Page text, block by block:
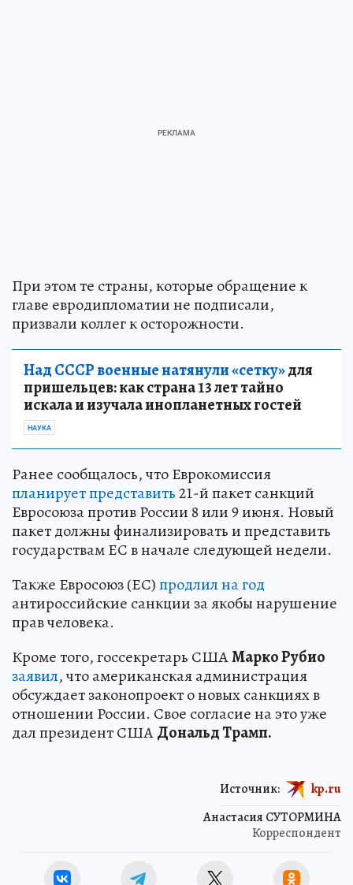
При этом те страны, которые обращение к
главе евродипломатии не подписали,
призвали коллег к осторожности.
Над СССР военные натянули «сетку»для
пришельцев: как страна 13 лет тайно
искала и изучала инопланетных гостей
НАУКА
Ранее сообщалось, что Еврокомиссия
планирует представить21-й пакет санкций
Евросоюза против России 8 или 9 июня. Новый
пакет должны финализировать и представить
государствам ЕС в начале следующей недели.
Также Евросоюз (ЕС)продлил на год
антироссийские санкции за якобы нарушение
прав человека.
Кроме того, госсекретарь СШАМарко Рубио
заявил, что американская администрация
обсуждает законопроект о новых санкциях в
отношении России. Свое согласие на это уже
дал президент СШАДональд Трамп.
Анастасия СУТОРМИНА
Корреспондент
Источник: kp.ru